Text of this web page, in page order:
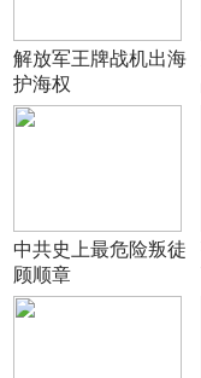
解放军王牌战机出海
护海权
中共史上最危险叛徒
顾顺章